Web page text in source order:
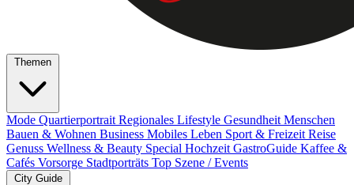
Themen
Mode Quartierportrait Regionales Lifestyle Gesundheit Menschen
Bauen & Wohnen Business Mobiles Leben Sport & Freizeit Reise
Genuss Wellness & Beauty Special Hochzeit GastroGuide Kaffee &
Cafés Vorsorge Stadtporträts Top Szene / Events
City Guide